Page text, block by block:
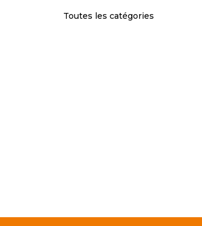
Toutes les catégories